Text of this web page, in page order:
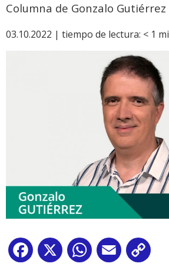
Columna de Gonzalo Gutiérrez
03.10.2022 | tiempo de lectura: < 1
Facebook
X WhatsApp
Email